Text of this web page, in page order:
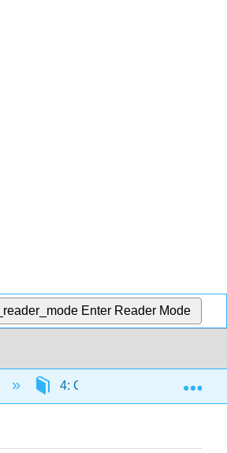
Enter Reader Mode
4: Grammatica IV- accordo